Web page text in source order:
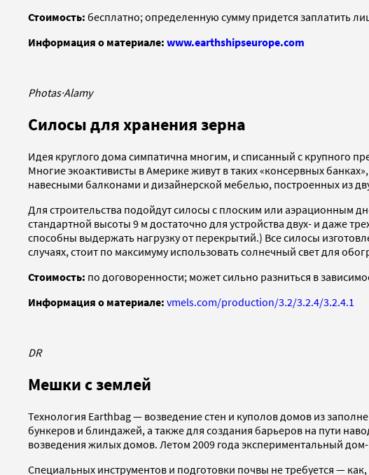
Стоимость: бесплатно; определенную сумму придется заплатить
Информация о материале: www.earthshipseurope.com
Photas·Alamy
Силосы для хранения зерна
Идея круглого дома симпатична многим, и списанный с крупного
Многие экоактивисты в Америке живут в таких «консервных
навесными балконами и дизайнерской мебелью, построенных из
Для строительства подойдут силосы с плоским или аэрационным
стандартной высоты 9 м достаточно для устройства двух- и даже
способны выдержать нагрузку от перекрытий.) Все силосы
случаях, стоит по максимуму использовать солнечный свет для
Стоимость: по договоренности; может сильно разниться в
Информация о материале: vmels.com/production/3.2/3.2.4/3.2.4.1
DR
Мешки с землей
Технология Earthbag — возведение стен и куполов домов из
бункеров и блиндажей, а также для создания барьеров на пути
возведения жилых домов. Летом 2009 года экспериментальный
Специальных инструментов и подготовки почвы не требуется —